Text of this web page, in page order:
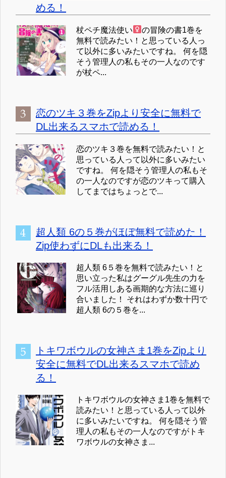
める！
杖ペチ魔法使い
の冒険の書1巻を
無料で読みたい！と思っている人っ
て以外に多いみたいですね。 何を隠
そう管理人の私もその一人なのです
が杖ペ...
恋のツキ３巻をZipより安全に無料で
DL出来るスマホで読める！
恋のツキ３巻を無料で読みたい！と
思っている人って以外に多いみたい
ですね。 何を隠そう管理人の私もそ
の一人なのですが恋のツキって購入
してまではちょっとで...
超人類 6の５巻がほぼ無料で読めた！
Zip使わずにDLも出来る！
超人類 6５巻を無料で読みたい！と
思い立った私はグーグル先生の力を
フル活用しある画期的な方法に巡り
合いました！ それはわずか数十円で
超人類 6の５巻を...
トキワボウルの女神さま1巻をZipより
安全に無料でDL出来るスマホで読め
る！
トキワボウルの女神さま1巻を無料で
読みたい！と思っている人って以外
に多いみたいですね。 何を隠そう管
理人の私もその一人なのですがトキ
ワボウルの女神さま...